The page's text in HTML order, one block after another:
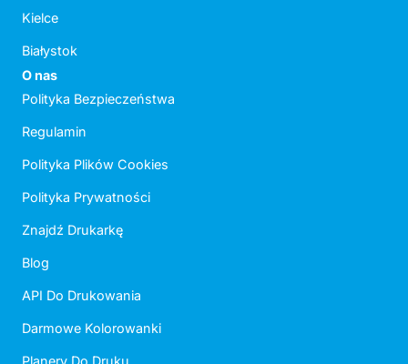
Kielce
Białystok
O nas
Polityka Bezpieczeństwa
Regulamin
Polityka Plików Cookies
Polityka Prywatności
Znajdź Drukarkę
Blog
API Do Drukowania
Darmowe Kolorowanki
Planery Do Druku